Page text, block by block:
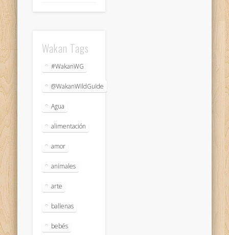
Wakan Tags
#WakanWG
@WakanWildGuide
Agua
alimentación
amor
animales
arte
ballenas
bebés